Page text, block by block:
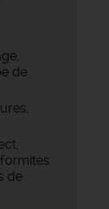
de
de